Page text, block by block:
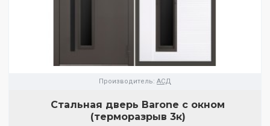
Производитель: АСД
Стальная дверь Barone с окном
(терморазрыв 3к)